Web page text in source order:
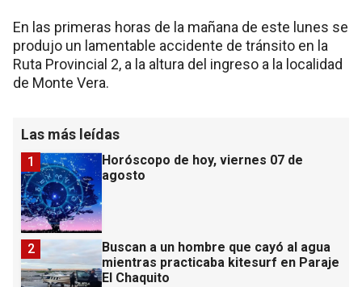
En las primeras horas de la mañana de este lunes se
produjo un lamentable accidente de tránsito en la
Ruta Provincial 2, a la altura del ingreso a la localidad
de Monte Vera.
Las más leídas
Horóscopo de hoy, viernes 07 de
agosto
1
Buscan a un hombre que cayó al agua
mientras practicaba kitesurf en Paraje
El Chaquito
2